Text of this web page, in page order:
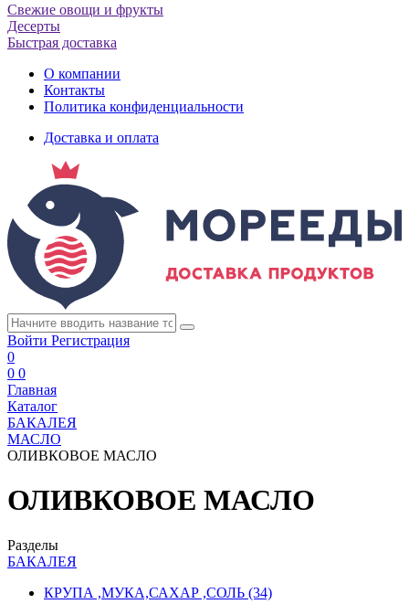
Свежие овощи и фрукты
Десерты
Быстрая доставка
О компании
Контакты
Политика конфиденциальности
Доставка и оплата
Войти Регистрация
0
0 0
Главная
Каталог
БАКАЛЕЯ
МАСЛО
ОЛИВКОВОЕ МАСЛО
ОЛИВКОВОЕ МАСЛО
Разделы
БАКАЛЕЯ
КРУПА ,МУКА,САХАР ,СОЛЬ (34)